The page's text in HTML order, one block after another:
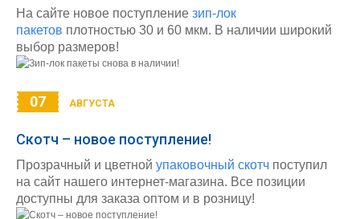
На сайте новое поступление зип-лок
пакетов плотностью 30 и 60 мкм. В наличии широкий
выбор размеров!
07 АВГУСТА
Скотч – новое поступление!
Прозрачный и цветной упаковочный скотч поступил
на сайт нашего интернет-магазина. Все позиции
доступны для заказа оптом и в розницу!